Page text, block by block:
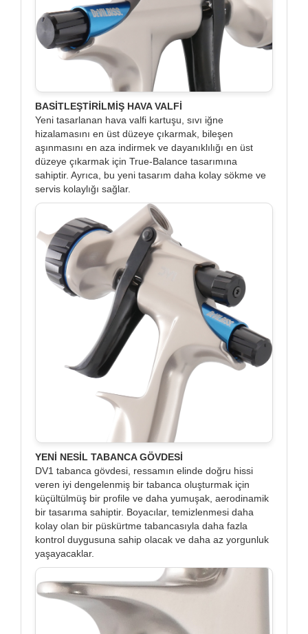
BASİTLEŞTİRİLMİŞ HAVA VALFİ
Yeni tasarlanan hava valfi kartuşu, sıvı iğne
hizalamasını en üst düzeye çıkarmak, bileşen
aşınmasını en aza indirmek ve dayanıklılığı en üst
düzeye çıkarmak için True-Balance tasarımına
sahiptir. Ayrıca, bu yeni tasarım daha kolay sökme ve
servis kolaylığı sağlar.
YENİ NESİL TABANCA GÖVDESİ
DV1 tabanca gövdesi, ressamın elinde doğru hissi
veren iyi dengelenmiş bir tabanca oluşturmak için
küçültülmüş bir profile ve daha yumuşak, aerodinamik
bir tasarıma sahiptir. Boyacılar, temizlenmesi daha
kolay olan bir püskürtme tabancasıyla daha fazla
kontrol duygusuna sahip olacak ve daha az yorgunluk
yaşayacaklar.